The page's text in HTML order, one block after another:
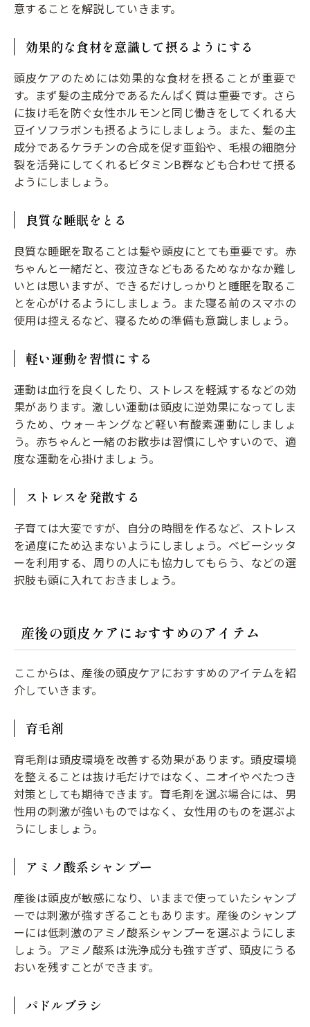
意することを解説していきます。
効果的な食材を意識して摂るようにする
頭皮ケアのためには効果的な食材を摂ることが重要で
す。まず髪の主成分であるたんぱく質は重要です。さら
に抜け毛を防ぐ女性ホルモンと同じ働きをしてくれる大
豆イソフラボンも摂るようにしましょう。また、髪の主
成分であるケラチンの合成を促す亜鉛や、毛根の細胞分
裂を活発にしてくれるビタミンB群なども合わせて摂る
ようにしましょう。
良質な睡眠をとる
良質な睡眠を取ることは髪や頭皮にとても重要です。赤
ちゃんと一緒だと、夜泣きなどもあるためなかなか難し
いとは思いますが、できるだけしっかりと睡眠を取るこ
とを心がけるようにしましょう。また寝る前のスマホの
使用は控えるなど、寝るための準備も意識しましょう。
軽い運動を習慣にする
運動は血行を良くしたり、ストレスを軽減するなどの効
果があります。激しい運動は頭皮に逆効果になってしま
うため、ウォーキングなど軽い有酸素運動にしましょ
う。赤ちゃんと一緒のお散歩は習慣にしやすいので、適
度な運動を心掛けましょう。
ストレスを発散する
子育ては大変ですが、自分の時間を作るなど、ストレス
を過度にため込まないようにしましょう。ベビーシッタ
ーを利用する、周りの人にも協力してもらう、などの選
択肢も頭に入れておきましょう。
産後の頭皮ケアにおすすめのアイテム
ここからは、産後の頭皮ケアにおすすめのアイテムを紹
介していきます。
育毛剤
育毛剤は頭皮環境を改善する効果があります。頭皮環境
を整えることは抜け毛だけではなく、ニオイやべたつき
対策としても期待できます。育毛剤を選ぶ場合には、男
性用の刺激が強いものではなく、女性用のものを選ぶよ
うにしましょう。
アミノ酸系シャンプー
産後は頭皮が敏感になり、いままで使っていたシャンプ
ーでは刺激が強すぎることもあります。産後のシャンプ
ーには低刺激のアミノ酸系シャンプーを選ぶようにしま
しょう。アミノ酸系は洗浄成分も強すぎず、頭皮にうる
おいを残すことができます。
パドルブラシ